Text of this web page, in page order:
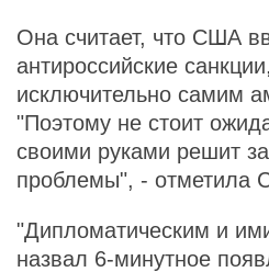
Она считает, что США
антироссийские
исключительно самим
"Поэтому не стоит
своими руками решит
проблемы", - отметила
"Дипломатическим и
назвал 6-минутное